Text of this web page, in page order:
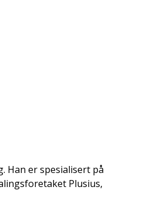
Han er spesialisert på
Plusius,